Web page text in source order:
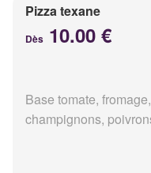
Pizza texane
Dès 10.00 €
Base tomate,
champignons,